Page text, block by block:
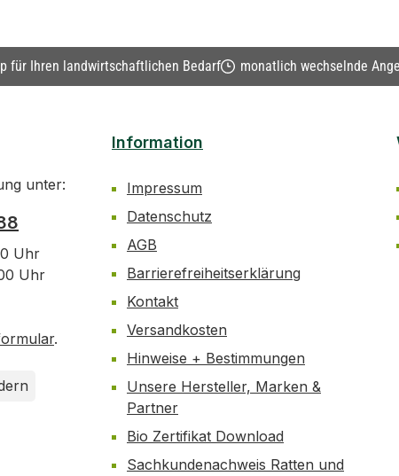
für Ihren landwirtschaftlichen Bedarf monatlich wechselnde
unter:
Uhr
Uhr
.
Information
Impressum
Datenschutz
AGB
Barrierefreiheitserklärung
Kontakt
Versandkosten
Hinweise + Bestimmungen
Unsere Hersteller, Marken &
Partner
Bio Zertifikat Download
Sachkundenachweis Ratten und